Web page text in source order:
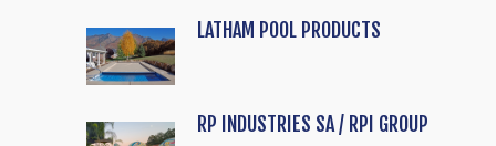
LATHAM POOL PRODUCTS
RP INDUSTRIES SA / RPI GROUP